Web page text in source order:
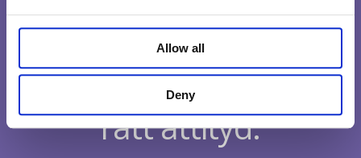
Allow all
Deny
Medarbetare med
rätt attityd.